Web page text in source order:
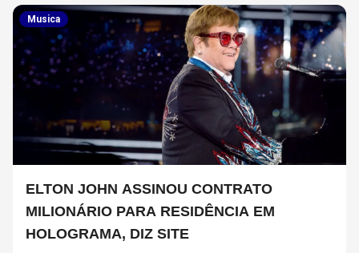
Musica
ELTON JOHN ASSINOU CONTRATO
MILIONÁRIO PARA RESIDÊNCIA EM
HOLOGRAMA, DIZ SITE